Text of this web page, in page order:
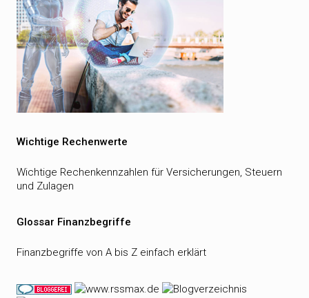
Wichtige Rechenwerte
Wichtige Rechenkennzahlen für Versicherungen, Steuern
und Zulagen
Glossar Finanzbegriffe
Finanzbegriffe von A bis Z einfach erklärt